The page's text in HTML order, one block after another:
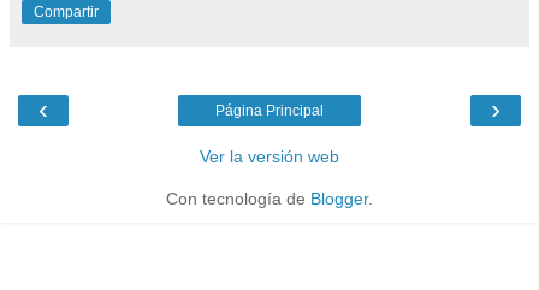
Compartir
‹ ›
Página Principal
Ver la versión web
Con tecnología de Blogger.